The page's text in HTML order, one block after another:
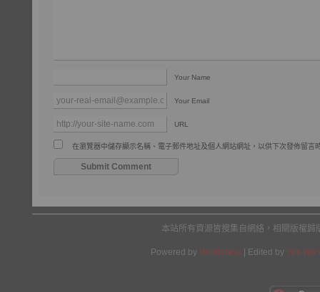
Your Name
Your Email
URL
在瀏覽器中儲存顯示名稱、電子郵件地址及個人網站網址，以供下次發佈留言
本站所有資源皆搜集自網絡，相關版權
Powered by Wordpress | Edited by Yes We